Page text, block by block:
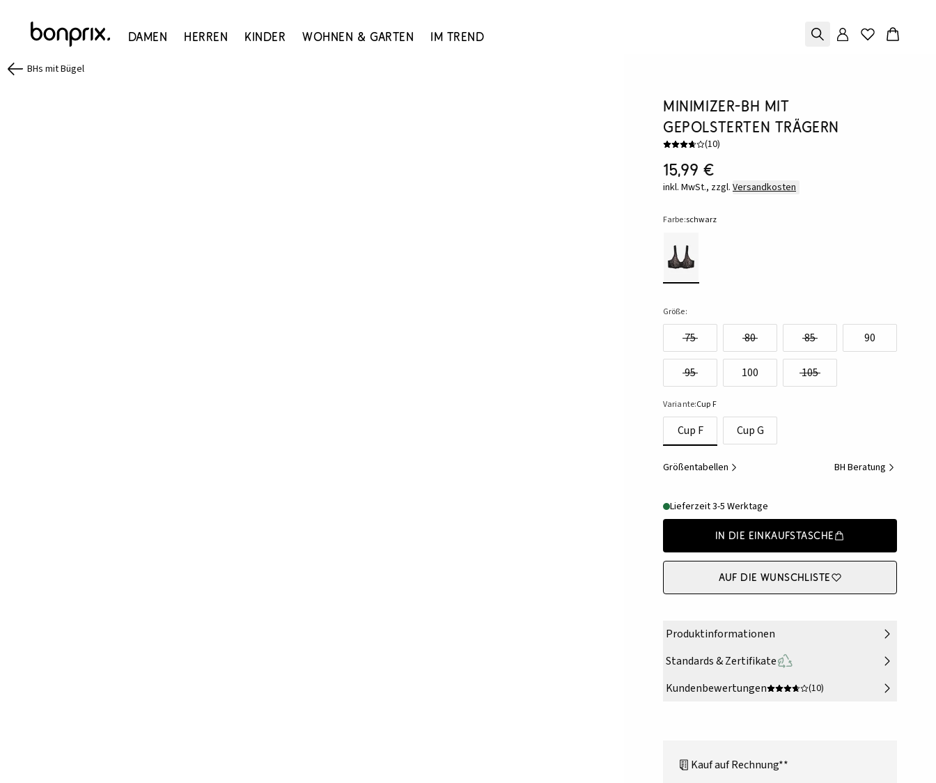
Damen Herren Kinder Wohnen & Garten Im Trend
BHs mit Bügel
Minimizer-BH mit
gepolsterten Trägern
(10)
15,99 €
inkl. MwSt., zzgl. Versandkosten
Farbe:schwarz
Größe:
75 80 85 90
95 100 105
Variante:Cup F
Cup F Cup G
Größentabellen BH Beratung
Lieferzeit 3-5 Werktage
In die Einkaufstasche
Auf die Wunschliste
Produktinformationen
Standards & Zertifikate
Kundenbewertungen
(10)
Kauf auf Rechnung**